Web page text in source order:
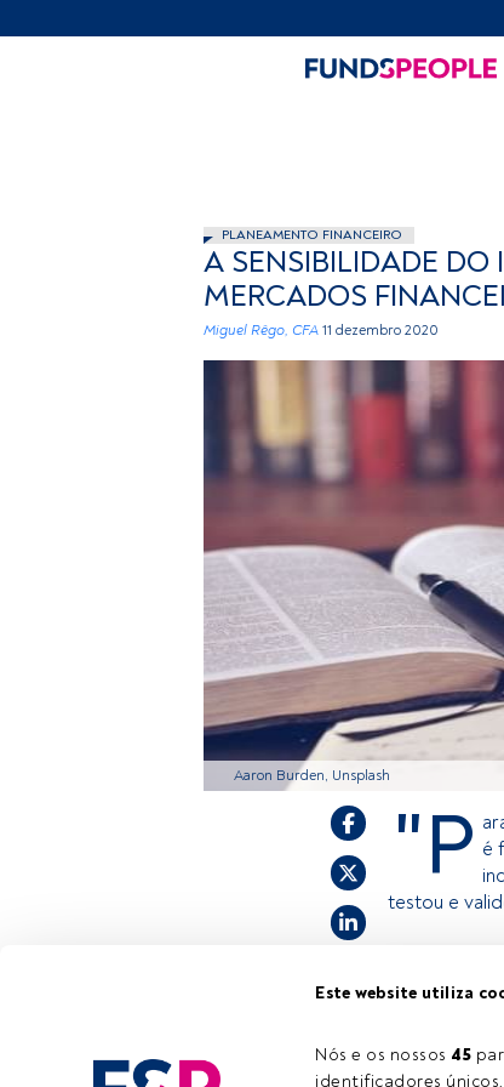
Este website utiliza
Nós e os nossos 45
identificadores
PLANEAMENTO FINANCEIRO
A SENSIBILIDADE
MERCADOS
Miguel Rêgo, CFA 11 dezembro 2020
Aaron Burden, Unsplash
"P é
testou e
Este é um